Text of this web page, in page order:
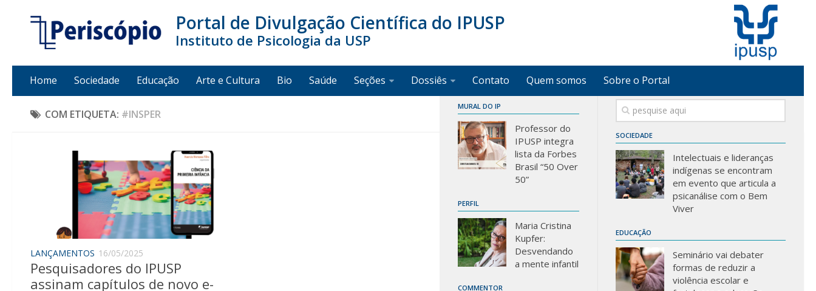
Portal de Divulgação Científica do IPUSP
Instituto de Psicologia da USP
Home Sociedade Educação Arte e Cultura Bio Saúde Seções Dossiês Contato Quem somos Sobre o Portal
COM ETIQUETA: #INSPER
LANÇAMENTOS 16/05/2025
Pesquisadores do IPUSP
assinam capítulos de novo e-
SOCIEDADE
Intelectuais e lideranças
indígenas se encontram
em evento que articula a
psicanálise com o Bem
Viver
EDUCAÇÃO
Seminário vai debater
formas de reduzir a
violência escolar e
MURAL DO IP
Professor do
IPUSP integra
lista da Forbes
Brasil “50 Over
50”
PERFIL
Maria Cristina
Kupfer:
Desvendando
a mente infantil
COMMENTOR